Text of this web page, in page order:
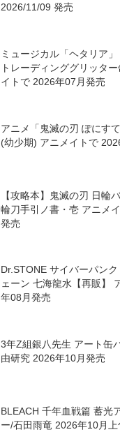
2026/11/09 発売
ミュージカル「ヘタリア
トレーディンググリッタ
イトで 2026年07月発売
アニメ「鬼滅の刃 ぽにす
(幼少期) アニメイトで
【攻略本】鬼滅の刃 日輪
輪刀手引ノ書・壱 アニメ
発売
Dr.STONE サイバーパン
ェーン 七海龍水【再販】
年08月発売
3年Z組銀八先生 アート缶
由研究 2026年10月発売
BLEACH 千年血戦篇 蓄光
ー/石田雨竜 2026年10月